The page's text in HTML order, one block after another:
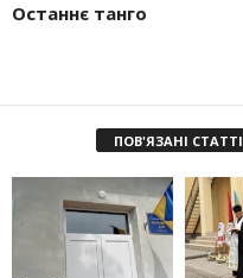
Останнє танго
ПОВ'ЯЗАНІ СТАТТІ